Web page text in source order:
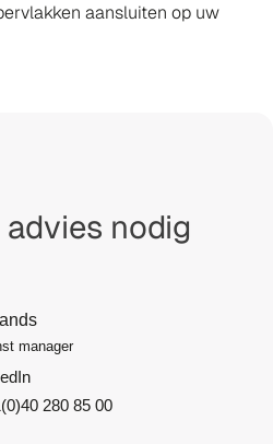
aansluiten op uw
nodig
manager
280 85 00